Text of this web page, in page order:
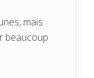
mais
beaucoup